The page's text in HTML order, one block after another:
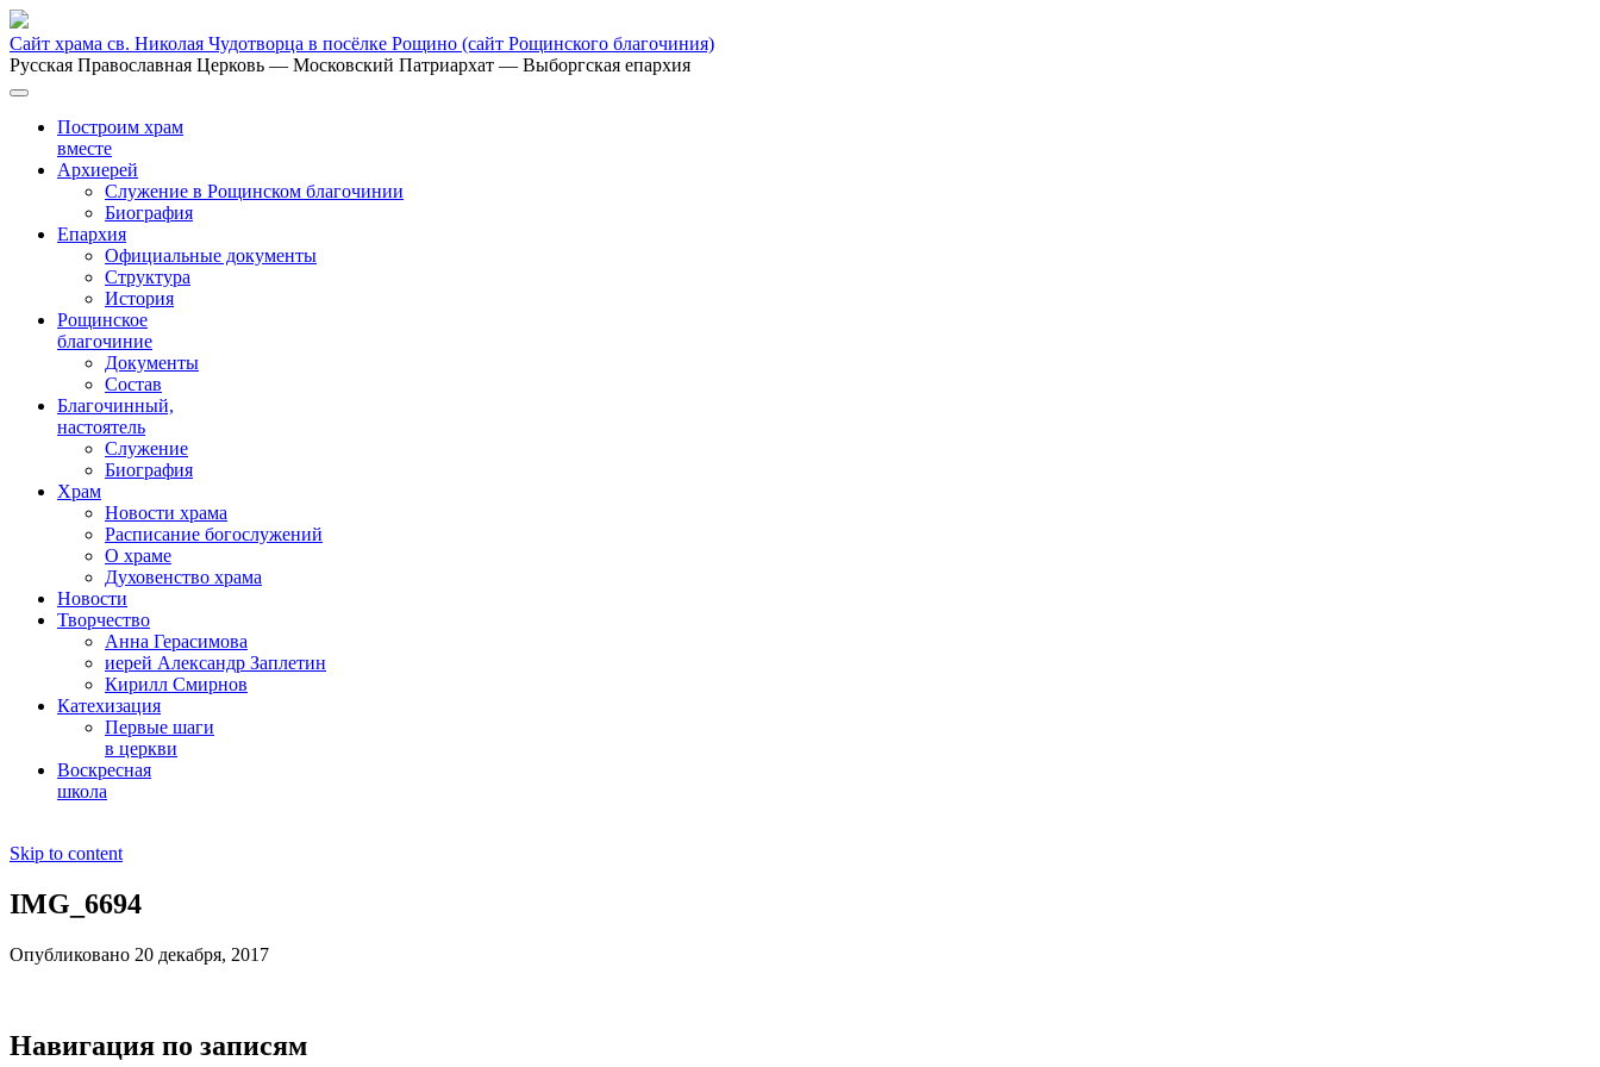
Сайт храма св. Николая Чудотворца в посёлке Рощино (сайт Рощинского благочиния)
Русская Православная Церковь — Московский Патриархат — Выборгская епархия
Построим храм
вместе
Архиерей
Служение в Рощинском благочинии
Биография
Епархия
Официальные документы
Структура
История
Рощинское
благочиние
Документы
Состав
Благочинный,
настоятель
Служение
Биография
Храм
Новости храма
Расписание богослужений
О храме
Духовенство храма
Новости
Творчество
Анна Герасимова
иерей Александр Заплетин
Кирилл Смирнов
Катехизация
Первые шаги
в церкви
Воскресная
школа
Skip to content
IMG_6694
Опубликовано 20 декабря, 2017
Навигация по записям